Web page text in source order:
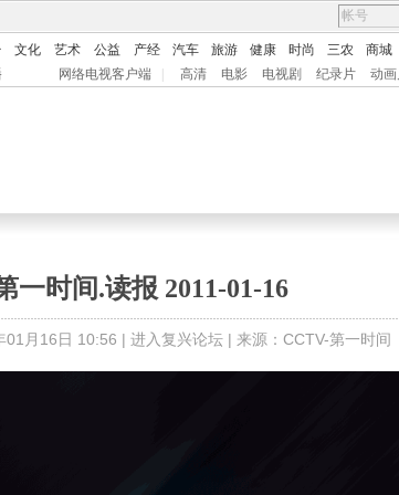
文化 艺术 公益 产经 汽车 旅游 健康 时尚 三农 商城
网络电视客户端 高清 电影 电视剧 纪录片 动
一时间.读报 2011-01-16
01月16日 10:56 | 进入复兴论坛 | 来源：CCTV-第一时间